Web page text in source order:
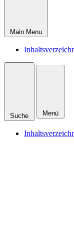
Main Menu
Suche Menü